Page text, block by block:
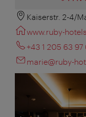
Kaiserstr. 2-4/
www.ruby-
+43 1 205 63
marie@ruby-